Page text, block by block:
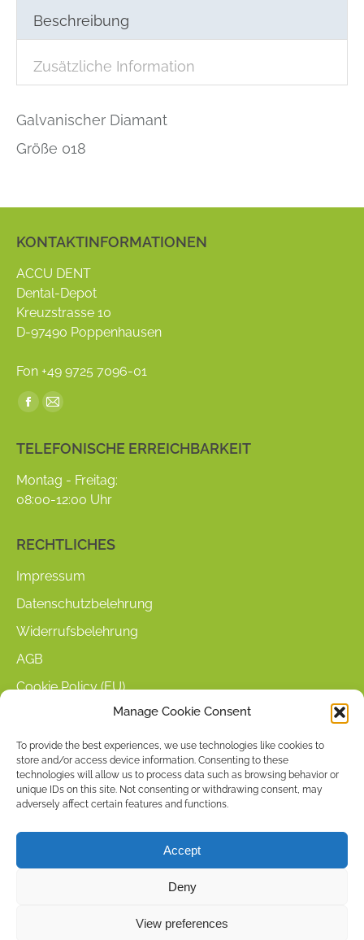
Manage Cookie Consent
To provide the best experiences, we use technologies like cookies to
store and/or access device information. Consenting to these
technologies will allow us to process data such as browsing behavior or
unique IDs on this site. Not consenting or withdrawing consent, may
adversely affect certain features and functions.
Accept
Deny
View preferences
Beschreibung
Zusätzliche Information
Galvanischer Diamant
Größe 018
KONTAKTINFORMATIONEN
ACCU DENT
Dental-Depot
Kreuzstrasse 10
D-97490 Poppenhausen
Fon +49 9725 7096-01
Find us on:
Facebook
opens
in
new
Mail
opens
in
new
TELEFONISCHE ERREICHBARKEIT
Montag - Freitag:
08:00-12:00 Uhr
RECHTLICHES
Impressum
Datenschutzbelehrung
Widerrufsbelehrung
AGB
Cookie Policy (EU)
Mein Konto
Warenkorb
Zahlungsarten